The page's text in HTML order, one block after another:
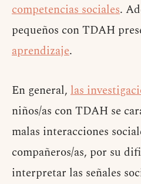
competencias sociales.
pequeños con TDAH
aprendizaje.
En general, las
niños/as con TDAH se
malas interacciones
compañeros/as, por su
interpretar las señales